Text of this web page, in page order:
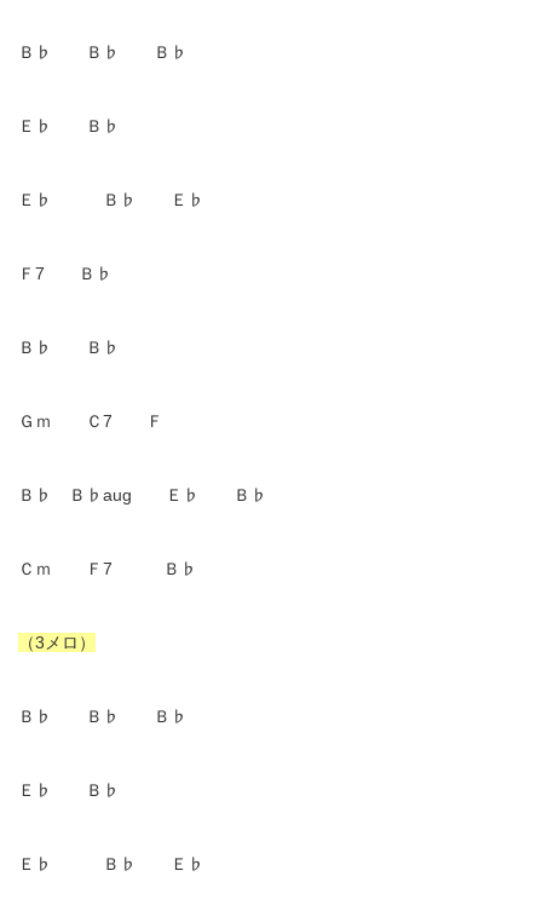
Ｂ♭ Ｂ♭ Ｂ♭
Ｅ♭ Ｂ♭
Ｅ♭ Ｂ♭ Ｅ♭
Ｆ7 Ｂ♭
Ｂ♭ Ｂ♭
Ｇｍ Ｃ7 Ｆ
Ｂ♭ Ｂ♭aug Ｅ♭ Ｂ♭
Ｃｍ Ｆ7 Ｂ♭
（3メロ）
Ｂ♭ Ｂ♭ Ｂ♭
Ｅ♭ Ｂ♭
Ｅ♭ Ｂ♭ Ｅ♭